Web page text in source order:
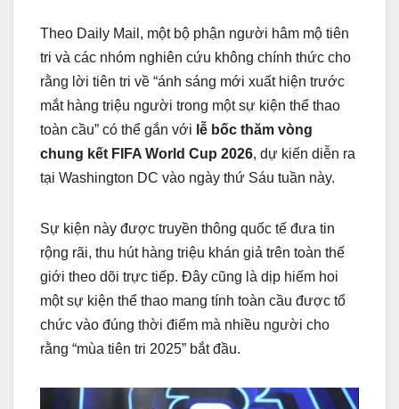
Theo Daily Mail, một bộ phận người hâm mộ tiên
tri và các nhóm nghiên cứu không chính thức cho
rằng lời tiên tri về “ánh sáng mới xuất hiện trước
mắt hàng triệu người trong một sự kiện thể thao
toàn cầu” có thể gắn với lễ bốc thăm vòng
chung kết FIFA World Cup 2026, dự kiến diễn ra
tại Washington DC vào ngày thứ Sáu tuần này.
Sự kiện này được truyền thông quốc tế đưa tin
rộng rãi, thu hút hàng triệu khán giả trên toàn thế
giới theo dõi trực tiếp. Đây cũng là dịp hiếm hoi
một sự kiện thể thao mang tính toàn cầu được tổ
chức vào đúng thời điểm mà nhiều người cho
rằng “mùa tiên tri 2025” bắt đầu.